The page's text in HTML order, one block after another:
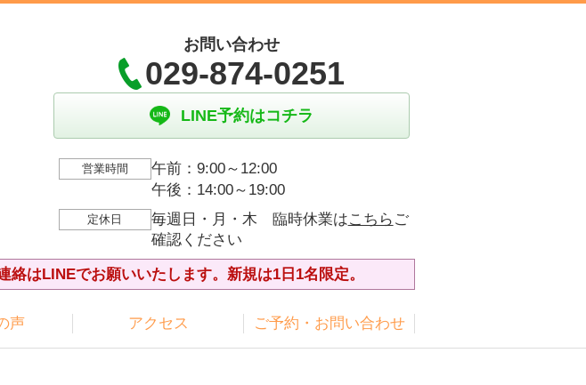
お問い合わせ
029-874-0251
LINE予約はコチラ
営業時間
午前：9:00～12:00
午後：14:00～19:00
定休日 毎週日・月・木 臨時休業はこちら ご
確認ください
はLINEでお願いいたします。新規は1日1名限定。
声 アクセス ご予約・お問い合わせ